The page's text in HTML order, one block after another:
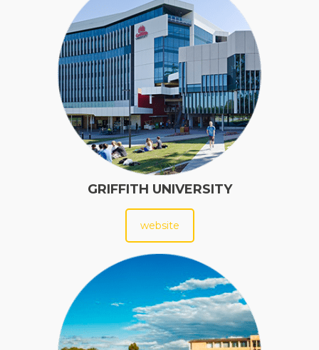
GRIFFITH UNIVERSITY
website